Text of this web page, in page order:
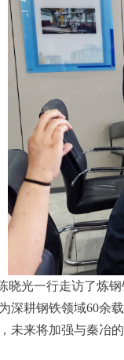
晓光一行走访了炼
深耕钢铁领域60余
未来将加强与秦冶